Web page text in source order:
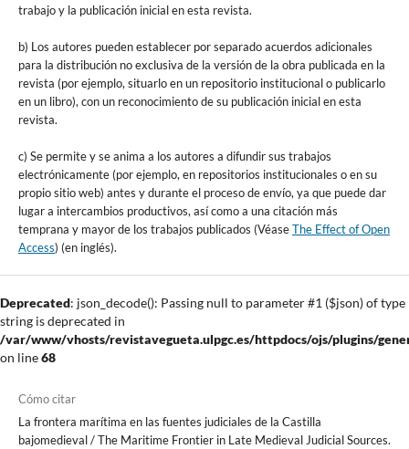
trabajo y la publicación inicial en esta revista.
b) Los autores pueden establecer por separado acuerdos adicionales
para la distribución no exclusiva de la versión de la obra publicada en la
revista (por ejemplo, situarlo en un repositorio institucional o publicarlo
en un libro), con un reconocimiento de su publicación inicial en esta
revista.
c) Se permite y se anima a los autores a difundir sus trabajos
electrónicamente (por ejemplo, en repositorios institucionales o en su
propio sitio web) antes y durante el proceso de envío, ya que puede dar
lugar a intercambios productivos, así como a una citación más
temprana y mayor de los trabajos publicados (VéaseThe Effect of Open
Access) (en inglés).
Deprecated: json_decode(): Passing null to parameter #1 ($json) of type
string is deprecated in
/var/www/vhosts/revistavegueta.ulpgc.es/httpdocs/ojs/plugins/
on line68
Cómo citar
La frontera marítima en las fuentes judiciales de la Castilla
bajomedieval / The Maritime Frontier in Late Medieval Judicial Sources.